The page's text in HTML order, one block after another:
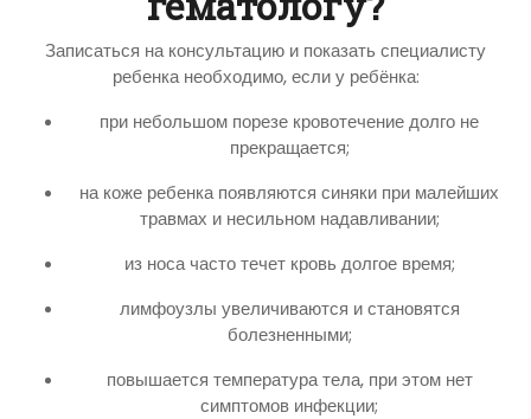
Записаться на консультацию и показать специалисту
ребенка необходимо, если у ребёнка:
при небольшом порезе кровотечение долго не
прекращается;
на коже ребенка появляются синяки при малейших
травмах и несильном надавливании;
из носа часто течет кровь долгое время;
лимфоузлы увеличиваются и становятся
болезненными;
повышается температура тела, при этом нет
симптомов инфекции;